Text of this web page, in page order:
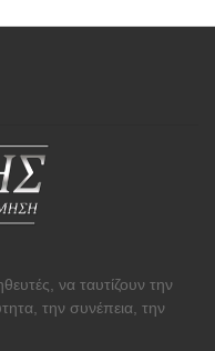
να ταυτίζουν την
την συνέπεια, την